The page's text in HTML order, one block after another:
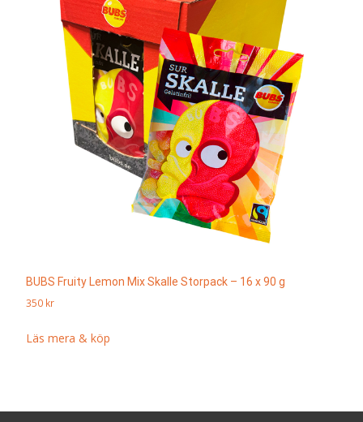
BUBS Fruity Lemon Mix Skalle Storpack – 16 x 90 g
350 kr
Läs mera & köp